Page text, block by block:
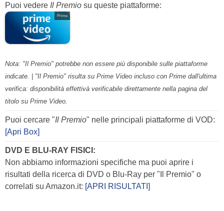
Puoi vedere Il Premio su queste piattaforme:
Prime
Nota: "Il Premio" potrebbe non essere più disponibile sulle piattaforme
indicate. | "Il Premio" risulta su Prime Video incluso con Prime dall'ultima
verifica: disponibilità effettivà verificabile direttamente nella pagina del
titolo su Prime Video.
Puoi cercare "Il Premio" nelle principali piattaforme di VOD:
[Apri Box]
DVD E BLU-RAY FISICI:
Non abbiamo informazioni specifiche ma puoi aprire i
risultati della ricerca di DVD o Blu-Ray per "Il Premio" o
correlati su Amazon.it: [APRI RISULTATI]